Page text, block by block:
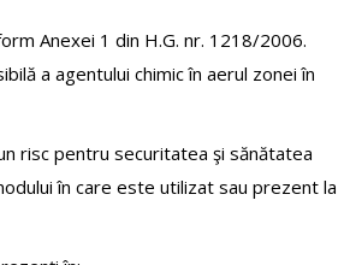
Anexei 1 din H.G. nr. 1218/2006.
a agentului chimic în aerul zonei în
risc pentru securitatea şi sănătatea
în care este utilizat sau prezent la